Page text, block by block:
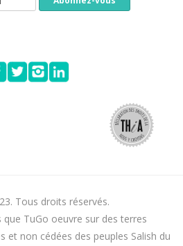
Tous droits réservés.
TuGo oeuvre sur des terres
et non cédées des peuples Salish du